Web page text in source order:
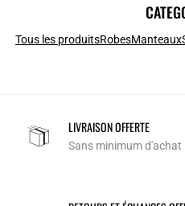
Tous les produitsRobesManteaux
LIVRAISON OFFERTE
Sans minimum d'achat